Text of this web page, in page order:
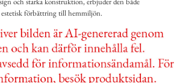
förbättring till hemmiljön.